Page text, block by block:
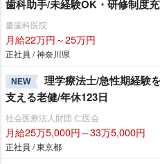
歯科助手/未経験OK・研修制度
慶歯科医院
月給22万円～25万円
正社員 / 神奈川県
NEW
理学療法士/急性期経験
支える老健/年休123日
社会医療法人財団 仁医会
月給25万5,000円～33万5,000円
正社員 / 東京都